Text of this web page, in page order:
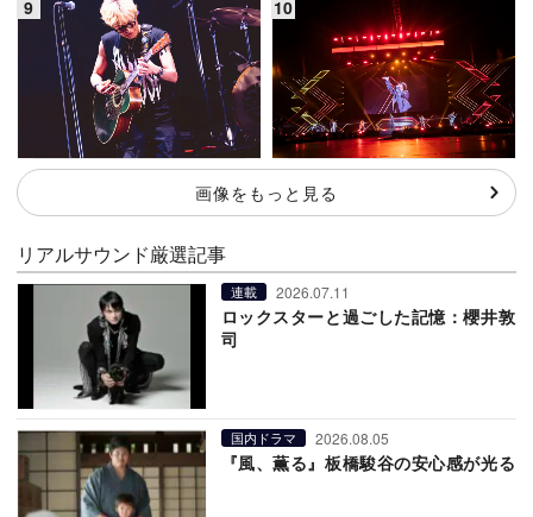
画像をもっと見る
リアルサウンド厳選記事
連載 2026.07.11
ロックスターと過ごした記憶：櫻井敦
司
国内ドラマ 2026.08.05
『風、薫る』板橋駿谷の安心感が光る